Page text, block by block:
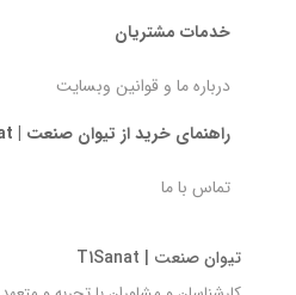
خدمات مشتریان
درباره ما و قوانین وبسایت
راهنمای خرید از تیوان صنعت | T1Sanat
تماس با ما
تیوان صنعت | T1Sanat